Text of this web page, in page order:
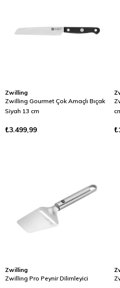
Zwilling
Zwilling Gourmet Çok Amaçlı Bıçak
Siyah 13 cm
₺3.499,99
Zwilling
Zwilling Pro Peynir Dilimleyici